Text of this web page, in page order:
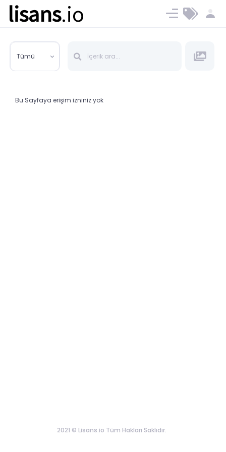
lisans.io Ücret ve Planlar
Tümü
Bu Sayfaya erişim izniniz yok
2021 © Lisans.io Tüm Hakları Saklıdır.